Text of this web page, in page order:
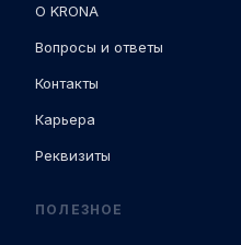
О KRONA
Вопросы и ответы
Контакты
Карьера
Реквизиты
ПОЛЕЗНОЕ